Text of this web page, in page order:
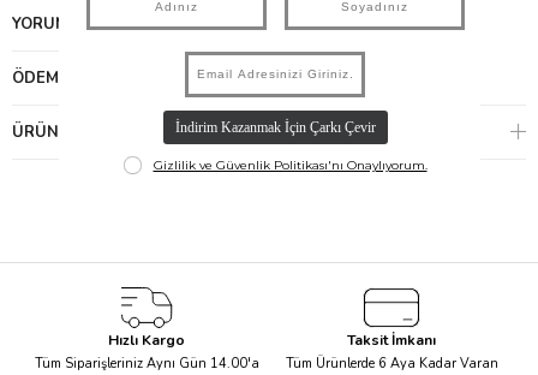
YORUMLAR(0)
ÖDEME SEÇENEKLERI
ÜRÜN ÖNERILERI
Hızlı Kargo
Tüm Siparişleriniz Aynı Gün 14.00'a
Taksit İmkanı
Tüm Ürünlerde 6 Aya Kadar Varan